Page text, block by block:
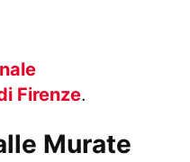
Firenze.
Murate